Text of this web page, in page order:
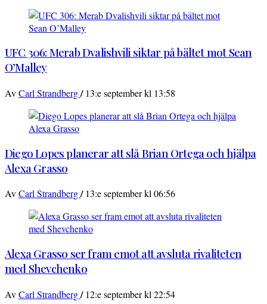
UFC 306: Merab Dvalishvili siktar på bältet mot Sean
O’Malley
AvCarl Strandberg/ 13:e september kl 13:58
Diego Lopes planerar att slå Brian Ortega och hjälpa
Alexa Grasso
AvCarl Strandberg/ 13:e september kl 06:56
Alexa Grasso ser fram emot att avsluta rivaliteten
med Shevchenko
AvCarl Strandberg/ 12:e september kl 22:54